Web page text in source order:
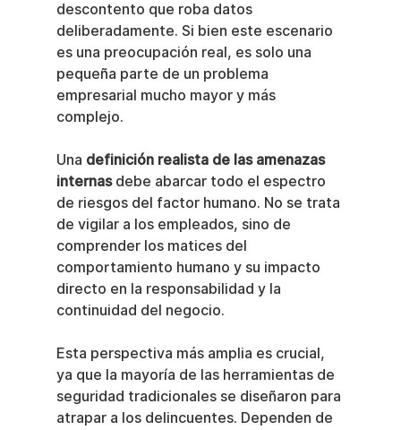
descontento que roba datos
deliberadamente. Si bien este escenario
es una preocupación real, es solo una
pequeña parte de un problema
empresarial mucho mayor y más
complejo.
Una definición realista de las amenazas
internas debe abarcar todo el espectro
de riesgos del factor humano. No se trata
de vigilar a los empleados, sino de
comprender los matices del
comportamiento humano y su impacto
directo en la responsabilidad y la
continuidad del negocio.
Esta perspectiva más amplia es crucial,
ya que la mayoría de las herramientas de
seguridad tradicionales se diseñaron para
atrapar a los delincuentes. Dependen de